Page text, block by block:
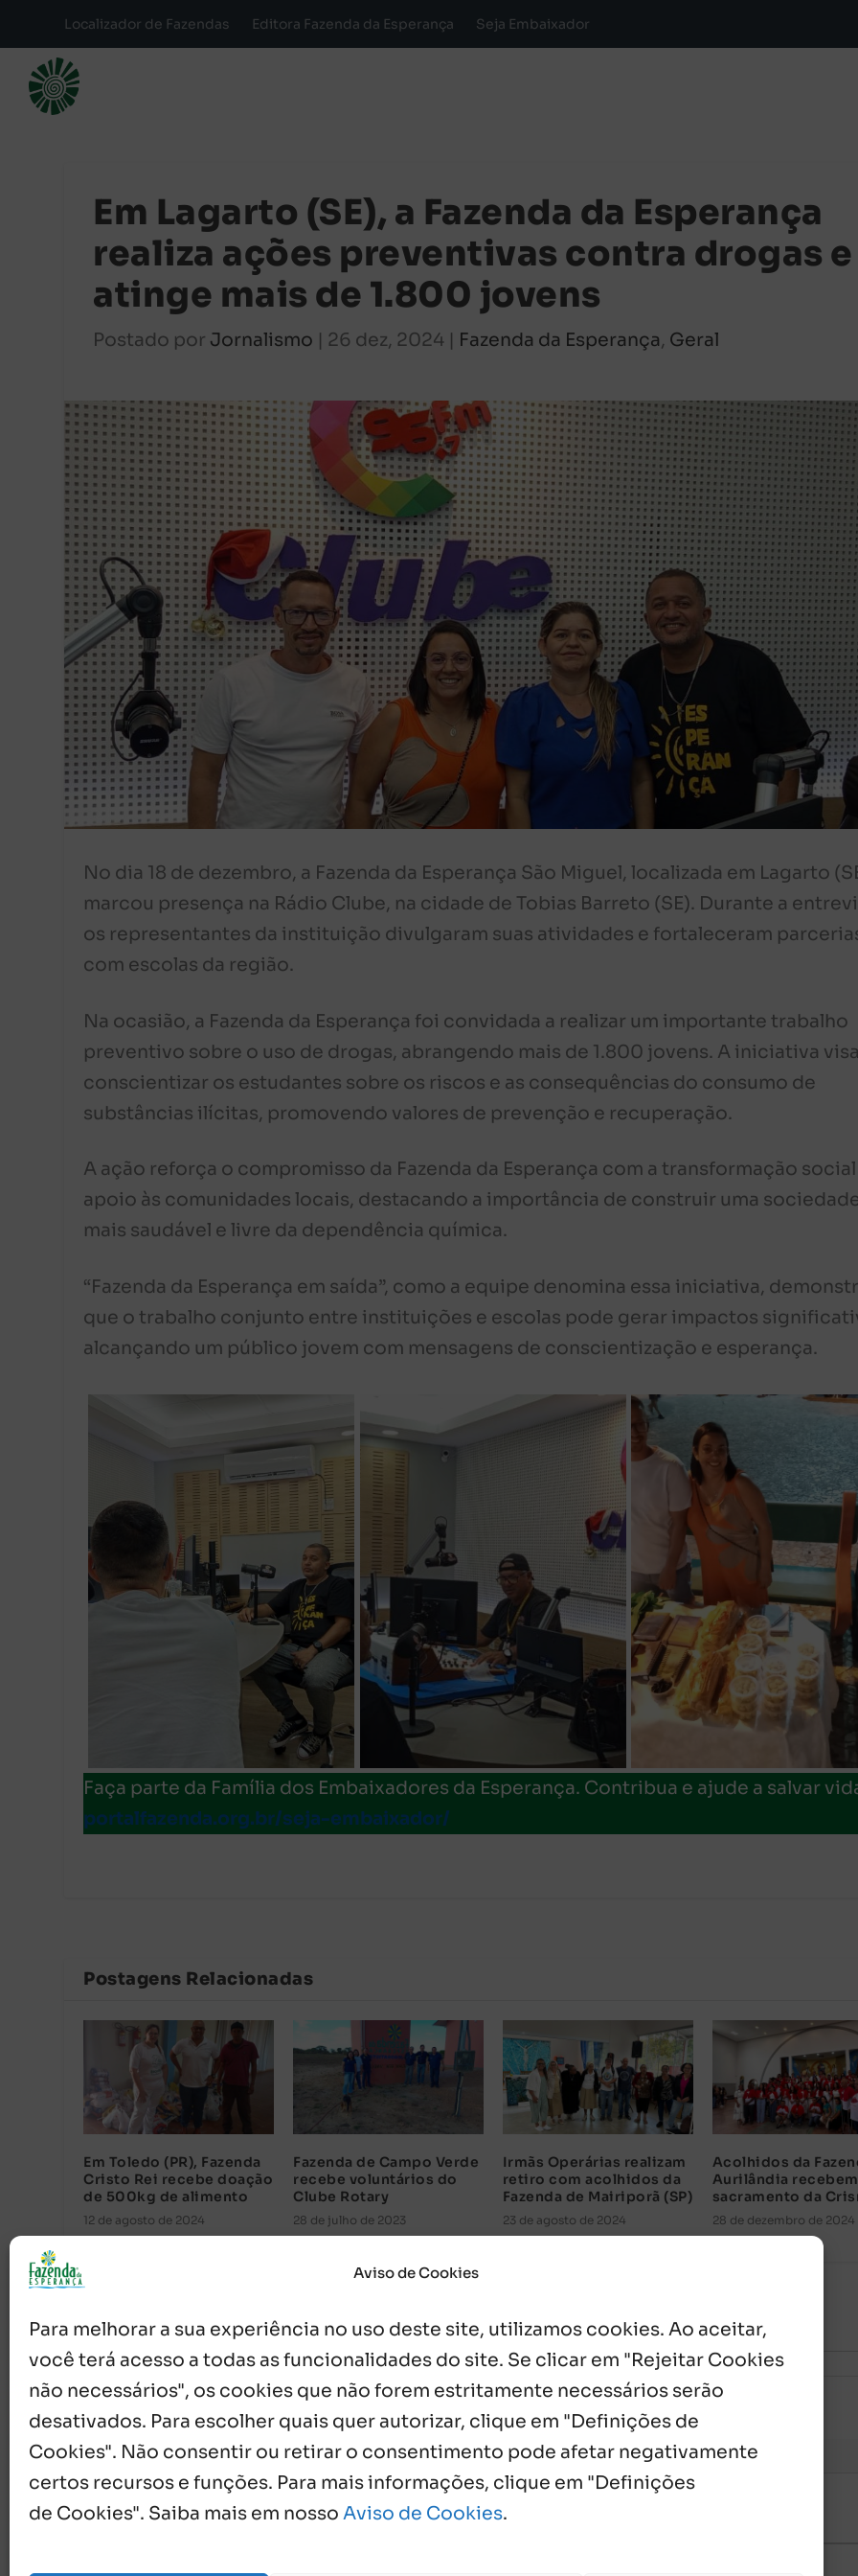
Aviso de Cookies
Para melhorar a sua experiência no uso deste site, utilizamos cookies. Ao aceitar,
você terá acesso a todas as funcionalidades do site. Se clicar em "Rejeitar Cookies
não necessários", os cookies que não forem estritamente necessários serão
desativados. Para escolher quais quer autorizar, clique em "Definições de
Cookies". Não consentir ou retirar o consentimento pode afetar negativamente
certos recursos e funções. Para mais informações, clique em "Definições
de Cookies". Saiba mais em nosso Aviso de Cookies.
Localizador de Fazendas Editora Fazenda da Esperança Seja Embaixador
Em Lagarto (SE), a Fazenda da Esperança
realiza ações preventivas contra drogas e
atinge mais de 1.800 jovens
Postado por Jornalismo | 26 dez, 2024 | Fazenda da Esperança, Geral
No dia 18 de dezembro, a Fazenda da Esperança São Miguel, localizada em Lagarto
marcou presença na Rádio Clube, na cidade de Tobias Barreto (SE). Durante a
os representantes da instituição divulgaram suas atividades e fortaleceram
com escolas da região.
Na ocasião, a Fazenda da Esperança foi convidada a realizar um importante trabalho
preventivo sobre o uso de drogas, abrangendo mais de 1.800 jovens. A iniciativa
conscientizar os estudantes sobre os riscos e as consequências do consumo de
substâncias ilícitas, promovendo valores de prevenção e recuperação.
A ação reforça o compromisso da Fazenda da Esperança com a transformação
apoio às comunidades locais, destacando a importância de construir uma
mais saudável e livre da dependência química.
“Fazenda da Esperança em saída”, como a equipe denomina essa iniciativa,
que o trabalho conjunto entre instituições e escolas pode gerar impactos
alcançando um público jovem com mensagens de conscientização e esperança.
Faça parte da Família dos Embaixadores da Esperança. Contribua e ajude a salvar
portalfazenda.org.br/seja-embaixador/
Postagens Relacionadas
Em Toledo (PR), Fazenda
Cristo Rei recebe doação
de 500kg de alimento
12 de agosto de 2024
Fazenda de Campo Verde
recebe voluntários do
Clube Rotary
28 de julho de 2023
Irmãs Operárias realizam
retiro com acolhidos da
Fazenda de Mairiporã (SP)
23 de agosto de 2024
Acolhidos da
Aurilândia recebem
sacramento da
28 de dezembro de 2024
{} [+]